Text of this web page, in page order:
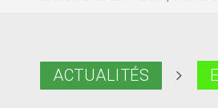
ACTUALITÉS